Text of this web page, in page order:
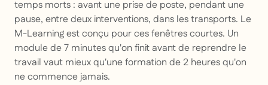
temps morts : avant une prise de poste, pendant une
pause, entre deux interventions, dans les transports. Le
M-Learning est conçu pour ces fenêtres courtes. Un
module de 7 minutes qu'on finit avant de reprendre le
travail vaut mieux qu'une formation de 2 heures qu'on
ne commence jamais.